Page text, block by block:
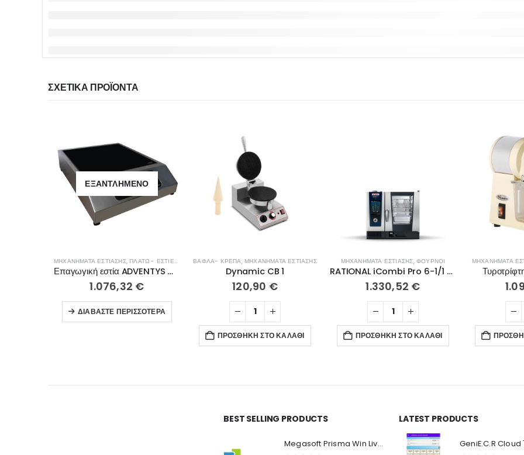
ΣΧΕΤΙΚΆ ΠΡΟΪΌΝΤΑ
ΕΞΑΝΤΛΗΜΈΝΟ
ΜΗΧΑΝΉΜΑΤΑ ΕΣΤΊΑΣΗΣ, ΠΛΑΤΏ - ΕΣΤΊΕΣ ΨΗΣΊΜΑΤΟΣ
Επαγωγική εστία ADVENTYS GLN 3000
1.076,32 €
ΔΙΑΒΆΣΤΕ ΠΕΡΙΣΣΌΤΕΡΑ
ΒΆΦΛΑ- ΚΡΈΠΑ, ΜΗΧΑΝΉΜΑΤΑ ΕΣΤΊΑΣΗΣ
Dynamic CB 1
120,90 €
ΠΡΟΣΘΉΚΗ ΣΤΟ ΚΑΛΆΘΙ
ΜΗΧΑΝΉΜΑΤΑ ΕΣΤΊΑΣΗΣ, ΦΟΎΡΝΟΙ
RATIONAL iCombi Pro 6-1/1 ηλεκτρικός CB1ERRA.0001238
1.330,52 €
ΠΡΟΣΘΉΚΗ ΣΤΟ ΚΑΛΆΘΙ
ΜΗΧΑΝΉΜΑΤΑ
BEST SELLING PRODUCTS
Megasoft Prisma Win Live Viewer
LATEST PRODUCTS
Ο Λογαριασμός μου